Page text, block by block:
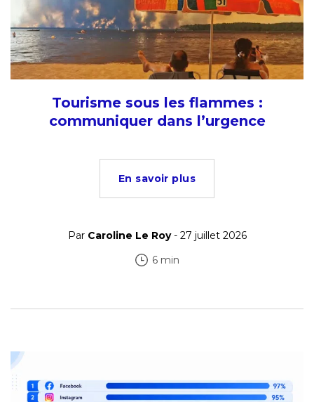
Tourisme sous les flammes :
communiquer dans l’urgence
En savoir plus
Par Caroline Le Roy- 27 juillet 2026
6 min